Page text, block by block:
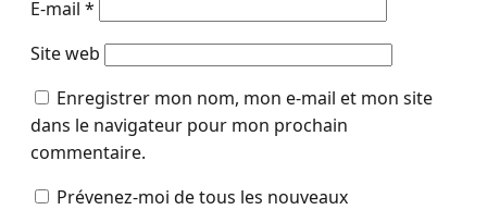
E-mail *
Site web
Enregistrer mon nom, mon e-mail et mon site
dans le navigateur pour mon prochain
commentaire.
Prévenez-moi de tous les nouveaux